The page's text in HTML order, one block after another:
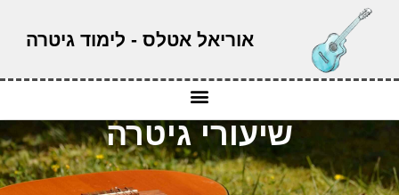
אוריאל אטלס - לימוד גיטרה
שיעורי גיטרה